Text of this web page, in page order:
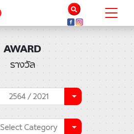
AWARD
รางวัล
2564 / 2021
Select Category